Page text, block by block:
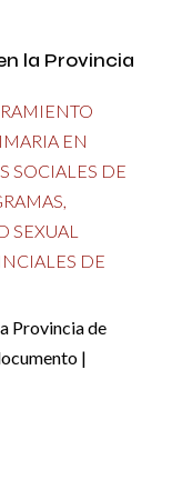
la Provincia
EN
SOCIALES DE
SEXUAL
DE
Provincia de
|